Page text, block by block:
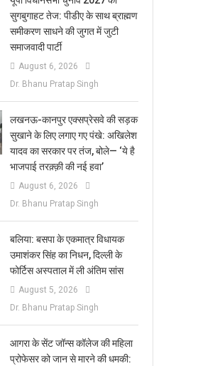
सुगबुगाहट तेज: पीडीए के साथ ब्राह्मण
समीकरण साधने की जुगत में जुटी
समाजवादी पार्टी
August 6, 2026
Dr. Bhanu Pratap Singh
लखनऊ-कानपुर एक्सप्रेसवे की सड़क
सुखाने के लिए लगाए गए पंखे: अखिलेश
यादव का सरकार पर तंज, बोले— ‘ये है
भाजपाई तरक़्क़ी की नई हवा’
August 6, 2026
Dr. Bhanu Pratap Singh
बलिया: बसपा के एकमात्र विधायक
उमाशंकर सिंह का निधन, दिल्ली के
फोर्टिस अस्पताल में ली अंतिम सांस
August 5, 2026
Dr. Bhanu Pratap Singh
आगरा के सेंट जॉन्स कॉलेज की महिला
प्रोफेसर को जान से मारने की धमकी: